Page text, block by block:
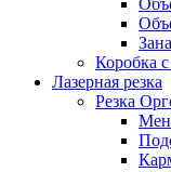
Коробка
Лазерная резка
Резка